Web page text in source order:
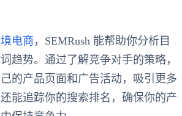
电商 ，SEMRush 能帮助你分析目
趋势。通过了解竞争对手的策略，
的产品页面和广告活动，吸引更多
能追踪你的搜索排名，确保你的产